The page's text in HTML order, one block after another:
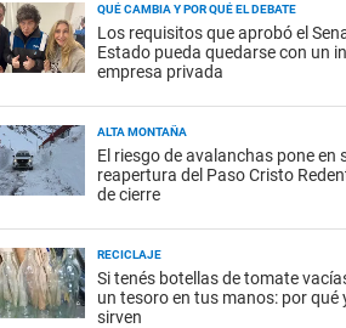
QUÉ CAMBIA Y POR QUÉ EL DEBATE
Los requisitos que aprobó el
Estado pueda quedarse con un
empresa privada
ALTA MONTAÑA
El riesgo de avalanchas pone en
reapertura del Paso Cristo
de cierre
RECICLAJE
Si tenés botellas de tomate
un tesoro en tus manos: por qué
sirven